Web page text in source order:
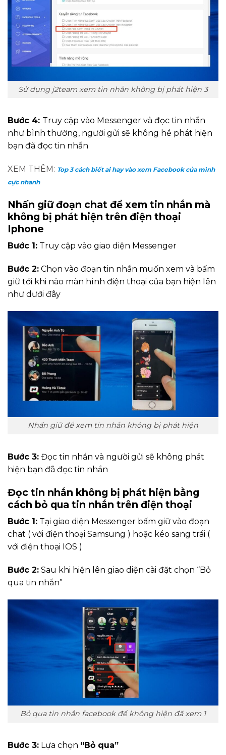
Sử dụng j2team xem tin nhắn không bị phát hiện 3
Bước 4: Truy cập vào Messenger và đọc tin nhắn
như bình thường, người gửi sẽ không hề phát hiện
bạn đã đọc tin nhắn
XEM THÊM: Top 3 cách biết ai hay vào xem Facebook của mình
cực nhanh
Nhấn giữ đoạn chat để xem tin nhắn mà
không bị phát hiện trên điện thoại
Iphone
Bước 1: Truy cập vào giao diện Messenger
Bước 2: Chọn vào đoạn tin nhắn muốn xem và bấm
giữ tới khi nào màn hình điện thoại của bạn hiện lên
như dưới đây
Nhấn giữ để xem tin nhắn không bị phát hiện
Bước 3: Đọc tin nhắn và người gửi sẽ không phát
hiện bạn đã đọc tin nhắn
Đọc tin nhắn không bị phát hiện bằng
cách bỏ qua tin nhắn trên điện thoại
Bước 1: Tại giao diện Messenger bấm giữ vào đoạn
chat ( với điện thoại Samsung ) hoặc kéo sang trái (
với điện thoại IOS )
Bước 2: Sau khi hiện lên giao diện cài đặt chọn “Bỏ
qua tin nhắn”
Bỏ qua tin nhắn facebook để không hiện đã xem 1
Bước 3: Lựa chọn “Bỏ qua”